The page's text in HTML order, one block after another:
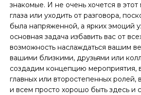
знакомые. И не очень хочется в
глаза или уходить от разговора,
была напряженной, а ярких эмоций
основная задача избавить вас от
возможность наслаждаться вашим
вашими близкими, друзьями или
создадим ‌концепцию мероприятия,
главных или второстепенных ролей,
и всем просто хорошо быть здесь и